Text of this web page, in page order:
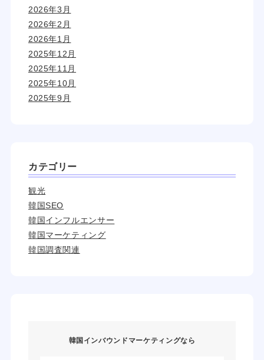
2026年3月
2026年2月
2026年1月
2025年12月
2025年11月
2025年10月
2025年9月
カテゴリー
観光
韓国SEO
韓国インフルエンサー
韓国マーケティング
韓国調査関連
韓国インバウンドマーケティングなら